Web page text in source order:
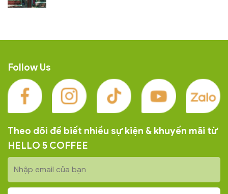
Follow Us
Theo dõi để biết nhiều sự kiện & khuyến mãi từ
HELLO 5 COFFEE